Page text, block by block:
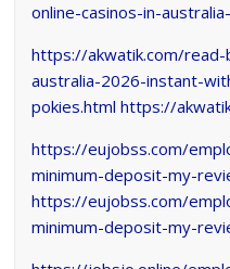
online-casinos-in-
https://akwatik.com/
australia-2026-instant-
pokies.html https://
https://eujobss.com/
minimum-deposit-my-
https://eujobss.com/
minimum-deposit-my-